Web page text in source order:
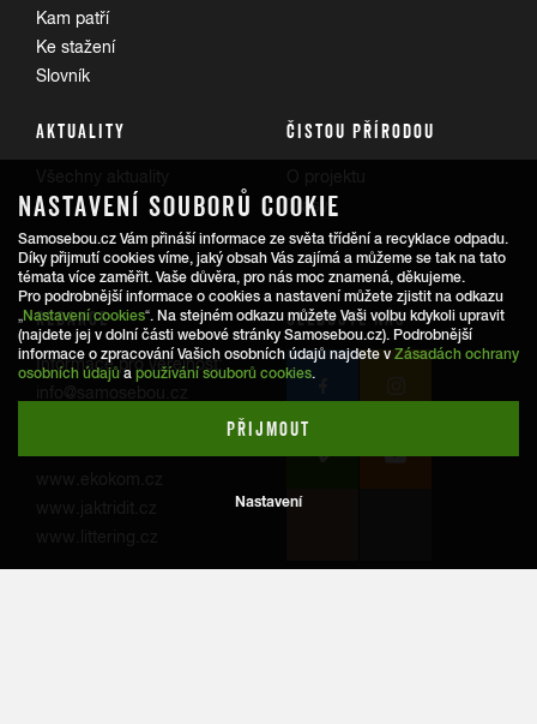
Kam patří
Ke stažení
Slovník
AKTUALITY ČISTOU PŘÍRODOU
Trasy
REDAKCE
Informace pro veřejnost:
SLEDUJTE NÁS
NASTAVENÍ SOUBORŮ COOKIE
Samosebou.cz Vám přináší informace ze světa třídění a recyklace odpadu.
Díky přijmutí cookies víme, jaký obsah Vás zajímá a můžeme se tak na tato
témata více zaměřit. Vaše důvěra, pro nás moc znamená, děkujeme.
Pro podrobnější informace o cookies a nastavení můžete zjistit na odkazu
„Nastavení cookies“. Na stejném odkazu můžete Vaši volbu kdykoli upravit
(najdete jej v dolní části webové stránky Samosebou.cz). Podrobnější
informace o zpracování Vašich osobních údajů najdete vZásadách ochrany
osobních údajů a používání souborů cookies.
PŘIJMOUT
Nastavení